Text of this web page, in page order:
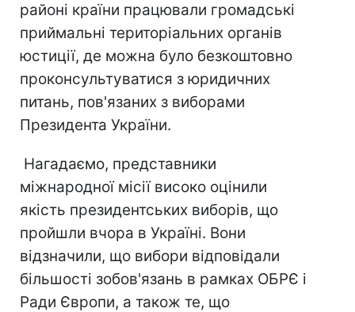
районі країни працювали громадські
приймальні територіальних органів
юстиції, де можна було безкоштовно
проконсультуватися з юридичних
питань, пов'язаних з виборами
Президента України.
Нагадаємо, представники
міжнародної місії високо оцінили
якість президентських виборів, що
пройшли вчора в Україні. Вони
відзначили, що вибори відповідали
більшості зобов'язань в рамках ОБРЄ і
Ради Європи, а також те, що